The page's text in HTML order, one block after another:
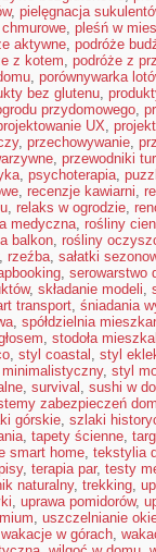
, pielęgnacja
, pleśń w
aktywne, podróże
z kotem, podróże z
, porównywarka
bez glutenu,
przydomowego,
UX,
, przechowywanie,
, przewodniki
, psychoterapia,
, recenzje kawiarni,
, relaks w ogrodzie,
medyczna, rośliny
balkon, rośliny
, rzeźba, sałatki
, serowarstwo
, składanie modeli,
transport, śniadania
, spółdzielnia
, stodoła
, styl coastal , styl
, styl
, survival , sushi w
zabezpieczeń
górskie, szlaki
, tapety ścienne,
smart home, tekstylia
, terapia par, testy
naturalny, trekking,
, uprawa pomidorów,
, uszczelnianie
wakacje w górach,